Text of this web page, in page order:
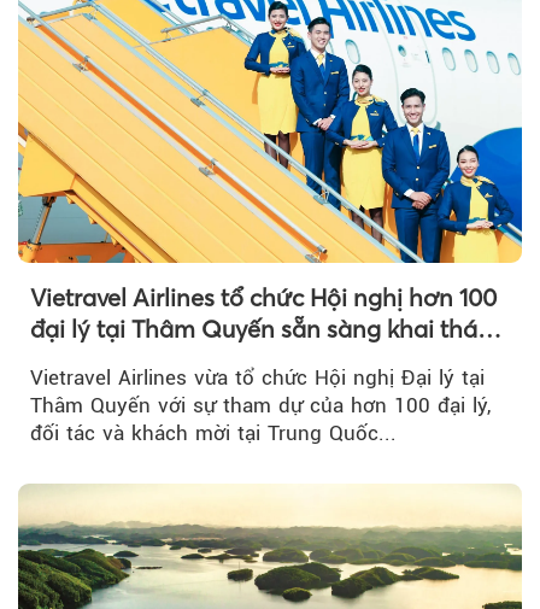
Vietravel Airlines tổ chức Hội nghị hơn 100
đại lý tại Thâm Quyến sẵn sàng khai thác
đường bay thẳng TP.HCM - Thâm Quyến
Vietravel Airlines vừa tổ chức Hội nghị Đại lý tại
Thâm Quyến với sự tham dự của hơn 100 đại lý,
đối tác và khách mời tại Trung Quốc...